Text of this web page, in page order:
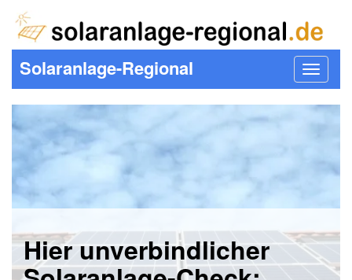
Toggle
Solaranlage-Regional
Hier unverbindlicher